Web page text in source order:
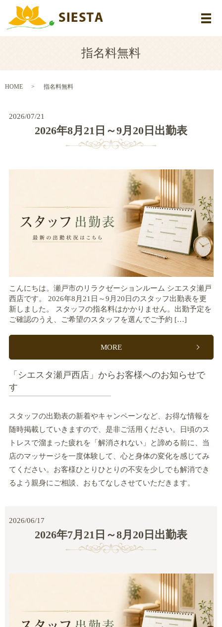
メ
指名料無料
HOME 指名料無料
2026/07/21
2026年8月21日～9月20日出勤表
こんにちは。瀬戸市のリラクゼーションルーム シエスタ瀬戸
西店です。 2026年8月21日～9月20日のスタッフ出勤表を更
新しました。 スタッフの指名料はかかりません。出勤予定を
ご確認のうえ、ご希望のスタッフを選んでご予約 […]
MORE
「シエスタ瀬戸西店」からお客様へのお知らせで
す
スタッフの出勤表の新着やキャンペーンなど、お得な情報を
随時掲載していきますので、是非ご活用ください。日頃のス
トレスで溜まった疲れを「解消されない」と諦める前に、当
店のマッサージを一度体験して、心と身体の変化を感じてみ
てください。お客様ひとりひとりの不安を少しでも解消でき
るよう親身にご相談、おもてなしさせていただきます。
2026/06/17
2026年7月21日～8月20日出勤表